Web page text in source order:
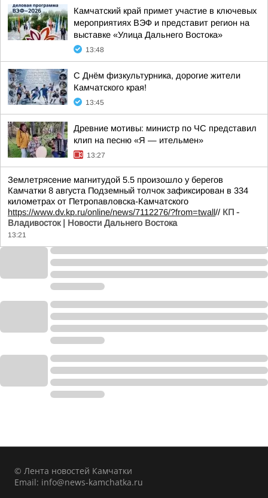
Камчатский край примет участие в ключевых
мероприятиях ВЭФ и представит регион на
выставке «Улица Дальнего Востока»
13:48
С Днём физкультурника, дорогие жители
Камчатского края!
13:45
Древние мотивы: министр по ЧС представил
клип на песню «Я — ительмен»
13:27
Землетрясение магнитудой 5.5 произошло у берегов
Камчатки 8 августа Подземный толчок зафиксирован в 334
километрах от Петропавловска-Камчатского
https://www.dv.kp.ru/online/news/7112276/?from=twall// КП -
Владивосток | Новости Дальнего Востока
13:21
© Лента новостей Камчатки
Email: info@news-kamchatka.ru